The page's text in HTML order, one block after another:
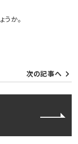
か。
次の記事へ